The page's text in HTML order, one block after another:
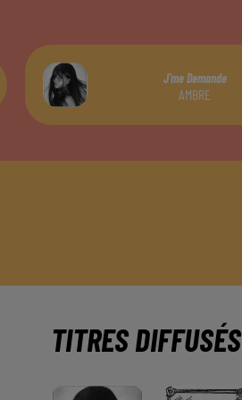
J'me Demande
AMBRE
TITRES DIFFUSÉS